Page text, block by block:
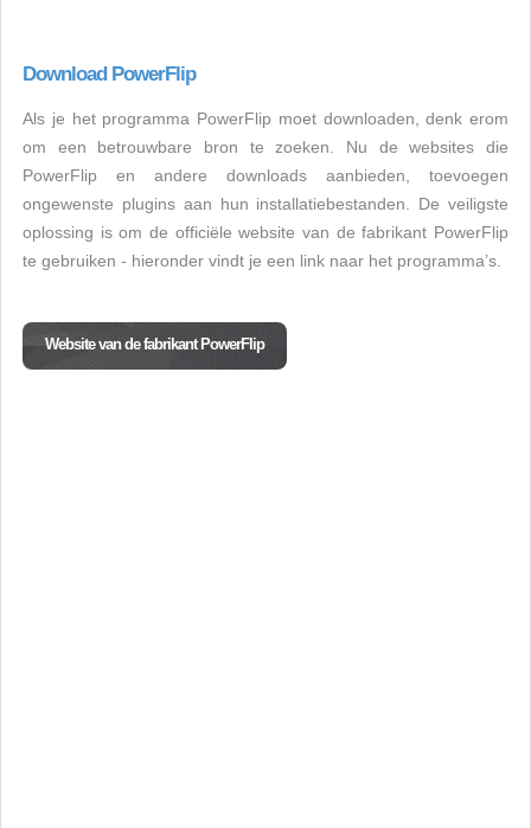
Download PowerFlip
Als je het programma PowerFlip moet downloaden, denk erom
om een betrouwbare bron te zoeken. Nu de websites die
PowerFlip en andere downloads aanbieden, toevoegen
ongewenste plugins aan hun installatiebestanden. De veiligste
oplossing is om de officiële website van de fabrikant PowerFlip
te gebruiken - hieronder vindt je een link naar het programma’s.
Website van de fabrikant PowerFlip